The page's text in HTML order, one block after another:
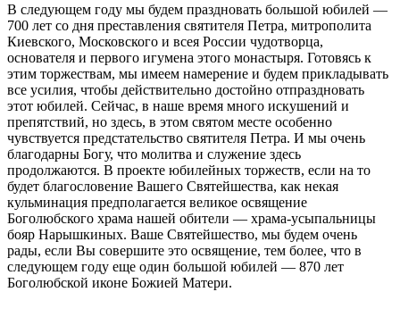
В следующем году мы будем праздновать большой юбилей —
700 лет со дня преставления святителя Петра, митрополита
Киевского, Московского и всея России чудотворца,
основателя и первого игумена этого монастыря. Готовясь к
этим торжествам, мы имеем намерение и будем прикладывать
все усилия, чтобы действительно достойно отпраздновать
этот юбилей. Сейчас, в наше время много искушений и
препятствий, но здесь, в этом святом месте особенно
чувствуется предстательство святителя Петра. И мы очень
благодарны Богу, что молитва и служение здесь
продолжаются. В проекте юбилейных торжеств, если на то
будет благословение Вашего Святейшества, как некая
кульминация предполагается великое освящение
Боголюбского храма нашей обители — храма-усыпальницы
бояр Нарышкиных. Ваше Святейшество, мы будем очень
рады, если Вы совершите это освящение, тем более, что в
следующем году еще один большой юбилей — 870 лет
Боголюбской иконе Божией Матери.